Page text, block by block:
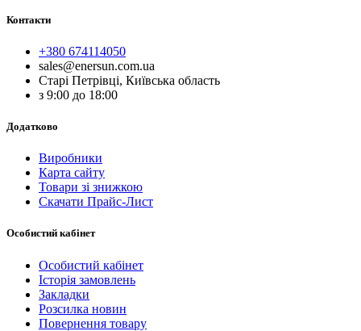
Контакти
+380 674114050
sales@enersun.com.ua
Старі Петрівці, Київська область
з 9:00 до 18:00
Додатково
Виробники
Карта сайту
Товари зі знижкою
Скачати Прайс-Лист
Особистий кабінет
Особистий кабінет
Історія замовлень
Закладки
Розсилка новин
Повернення товару